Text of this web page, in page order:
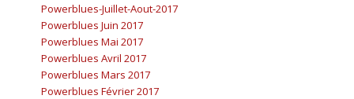
Powerblues-Juillet-Aout-2017
Powerblues Juin 2017
Powerblues Mai 2017
Powerblues Avril 2017
Powerblues Mars 2017
Powerblues Février 2017